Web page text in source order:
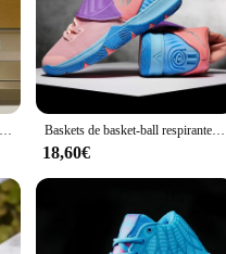
Chaussures de course en maille respirante pour hommes, baskets de sport en plein air, coordonnantes, marque de mode, haute qualité, 2024 Baskets de basket-ball respirantes super légères pour hommes et femmes, chaussures de course, confortables, entraînement de fitness, luxe, couple, tendance
18,60€